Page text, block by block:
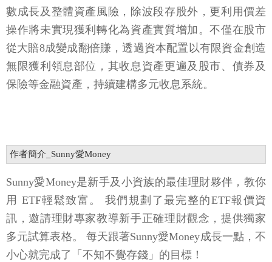
數成長及整體資產風險，除波段存股外，更利用價差
操作將未實現獲利轉化為資產實質增加。不僅在股市
從大賠8成變成翻倍賺，透過資本配置以有限資金創造
無限獲利領息部位，其收息資產更遍及股市、債券及
保險等金融資產，持續建構多元收息系統。
作者簡介_Sunny愛Money
Sunny愛Money是新手及小資族的最佳理財夥伴，教你
用 ETF輕鬆致富。 我們規劃了最完整的ETF報價資
訊，邀請理財專家教導新手正確理財觀念，提供獨家
多元試算表格。 每天跟著Sunny愛Money成長一點，不
小心就完成了「不知不覺存錢」的目標！